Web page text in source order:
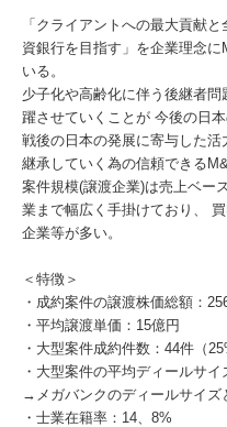
「クライアントへの最大貢献
資銀行を目指す」を企業理念
いる。
少子化や高齢化に伴う後継者
躍させていくことが 今後の日本
戦後の日本の発展に寄与した
継承していく為の信頼できる
案件規模(譲渡企業)は売上ベー
業まで幅広く手掛けており、
企業等が多い。
＜特徴＞
・成約案件の譲渡株価総額：
・平均譲渡単価：15億円
・大型案件成約件数：44件（
・大型案件の平均ディールサイ
→メガバンクのディールサイズ
・士業在籍率：14、8%